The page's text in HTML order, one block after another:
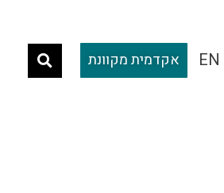
EN אקדמית מקוונת